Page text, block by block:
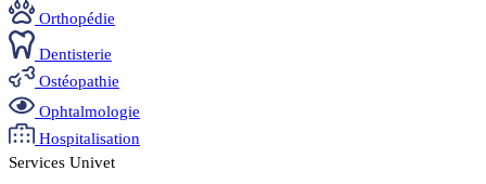
Orthopédie
Dentisterie
Ostéopathie
Ophtalmologie
Hospitalisation
Services Univet